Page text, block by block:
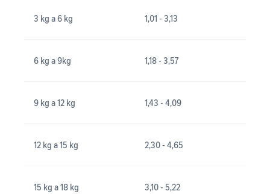
3 kg a 6 kg 1,01 - 3,13
6 kg a 9kg 1,18 - 3,57
9 kg a 12 kg 1,43 - 4,09
12 kg a 15 kg 2,30 - 4,65
15 kg a 18 kg 3,10 - 5,22